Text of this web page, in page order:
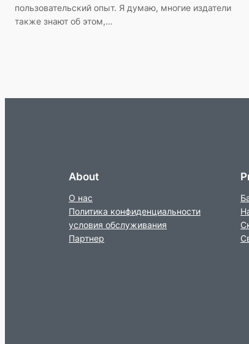
пользовательский опыт. Я думаю, многие издатели
также знают об этом,…
About
О нас
Политика конфиденциальности
условия обслуживания
Партнер